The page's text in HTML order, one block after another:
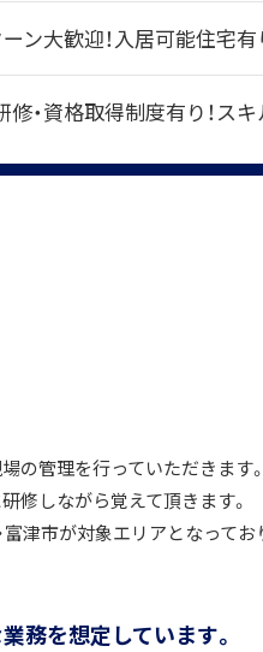
ン大歓迎！入居可能住宅有
修・資格取得制度有り！ス
の管理を行っていただきま
修しながら覚えて頂きます。
富津市が対象エリアとなっ
務を想定しています。